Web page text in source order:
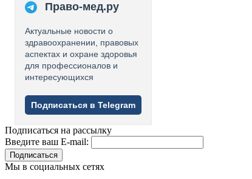
Право-мед.ру
Актуальные новости о
здравоохранении, правовых
аспектах и охране здоровья
для профессионалов и
интересующихся
Подписаться в Telegram
Подписаться на рассылку
Введите ваш E-mail:
Подписаться
Мы в социальных сетях